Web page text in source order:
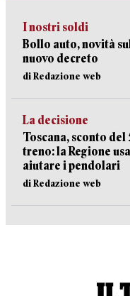
I nostri soldi
Bollo auto, novità
nuovo decreto
di Redazione web
La decisione
Toscana, sconto
treno: la Regione
aiutare i pendolari
di Redazione web